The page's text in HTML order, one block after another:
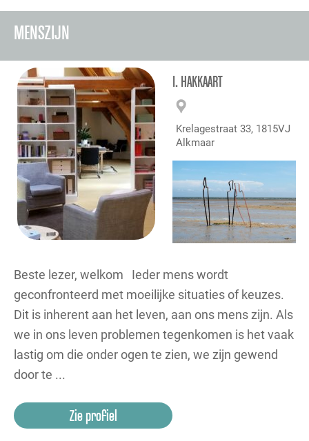
MENSZIJN
I. HAKKAART
Krelagestraat 33, 1815VJ
Alkmaar
Beste lezer, welkom Ieder mens wordt
geconfronteerd met moeilijke situaties of keuzes.
Dit is inherent aan het leven, aan ons mens zijn. Als
we in ons leven problemen tegenkomen is het vaak
lastig om die onder ogen te zien, we zijn gewend
door te ...
Zie profiel